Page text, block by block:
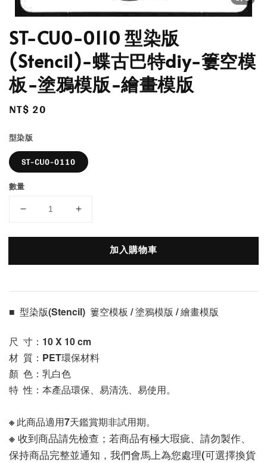
ST-CU0-0110 型染版
(Stencil)-蝶古巴特diy-簍空模
板-塗鴉模版-繪畫模版
Regular
NT$ 20
型染版
ST-CU0-0110
數量
加入購物車
■  型染版(Stencil)  簍空模板 / 塗鴉模版 / 繪畫模版
尺  寸：10 X 10 cm
材  質：PET環保材料
顏  色：乳白色
特  性：本產品環保、易清洗、易使用。
※ 此商品適用7天鑑賞期非試用期。
※ 收到商品請先檢查；若商品有極大瑕疵、請勿製作、
保持商品完整並通知，我們會馬上為您處理(可選擇換貨